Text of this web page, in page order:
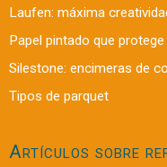
Laufen: máxima
Papel pintado que
Silestone: encimeras de
Tipos de parquet
Artículos sobre